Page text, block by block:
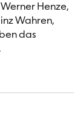
Henze,
Wahren,
das